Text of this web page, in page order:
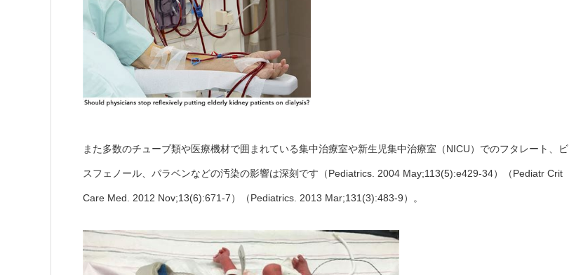
また多数のチューブ類や医療機材で囲まれている集中治療室や新生児集中治療室（NICU）でのフタレート、ビ
スフェノール、パラベンなどの汚染の影響は深刻です（Pediatrics. 2004 May;113(5):e429-34）（Pediatr Crit
Care Med. 2012 Nov;13(6):671-7）（Pediatrics. 2013 Mar;131(3):483-9）。